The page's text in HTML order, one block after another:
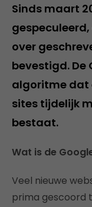
Sinds maart
over
bevestigd. De
algoritme dat
sites tijdelijk
bestaat.
Wat is de
Veel nieuwe
prima gescoord